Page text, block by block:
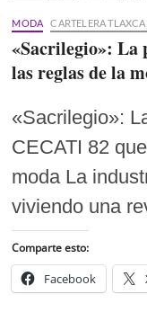
MODA CARTELERA
«Sacrilegio»: La
las reglas de la
«Sacrilegio»:
CECATI 82
moda La
viviendo una
Comparte esto:
Facebook